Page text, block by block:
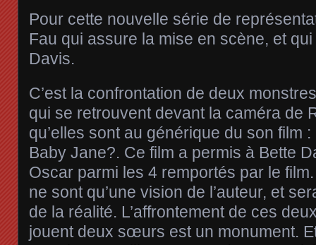
Pour cette nouvelle série de
Fau qui assure la mise en scène, et
Davis.
C’est la confrontation de deux
qui se retrouvent devant la caméra de
qu’elles sont au générique du son film :
Baby Jane?. Ce film a permis à Bette
Oscar parmi les 4 remportés par le
ne sont qu’une vision de l’auteur, et
de la réalité. L’affrontement de ces
jouent deux sœurs est un monument.